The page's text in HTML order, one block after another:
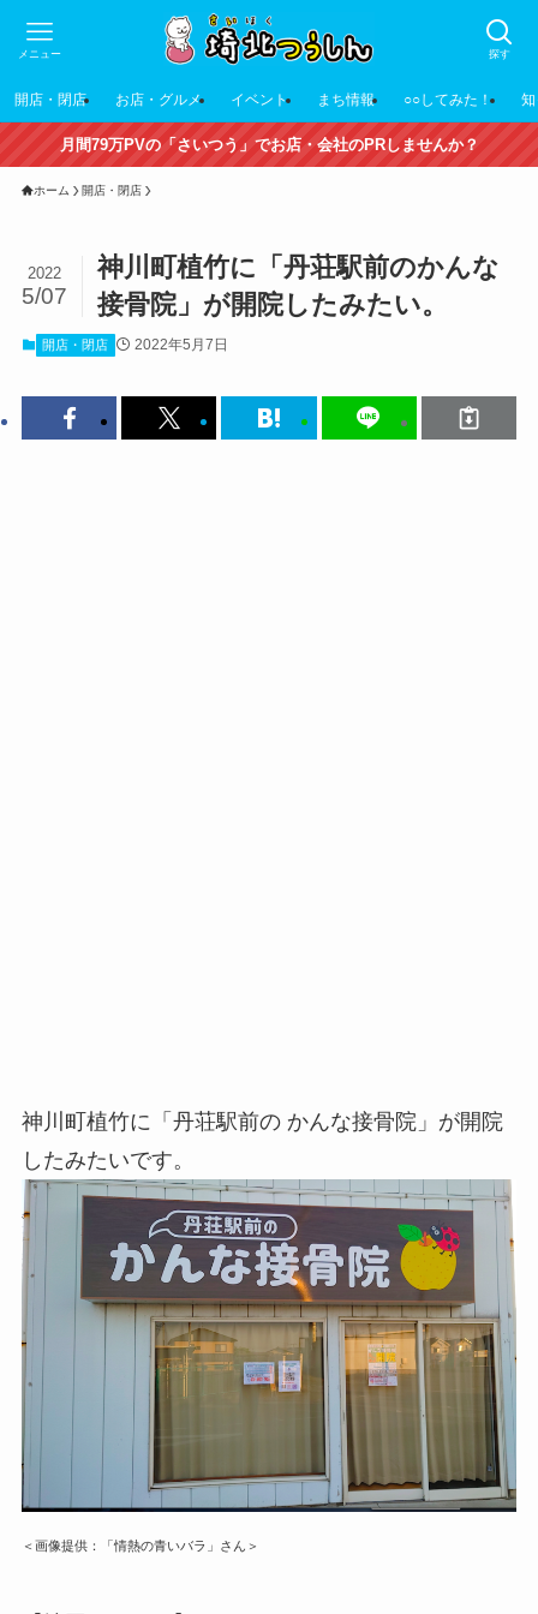
探す
メニュー
開店・閉店 お店・グルメ イベント まち情報 ○○してみた！
月間79万PVの「さいつう」でお店・会社のPRしませんか？
ホーム 開店・閉店
神川町植竹に「丹荘駅前のかんな
接骨院」が開院したみたい。
2022
5/07
開店・閉店 2022年5月7日
神川町植竹に「丹荘駅前の かんな接骨院」が開院
したみたいです。
＜画像提供：「情熱の青いバラ」さん＞